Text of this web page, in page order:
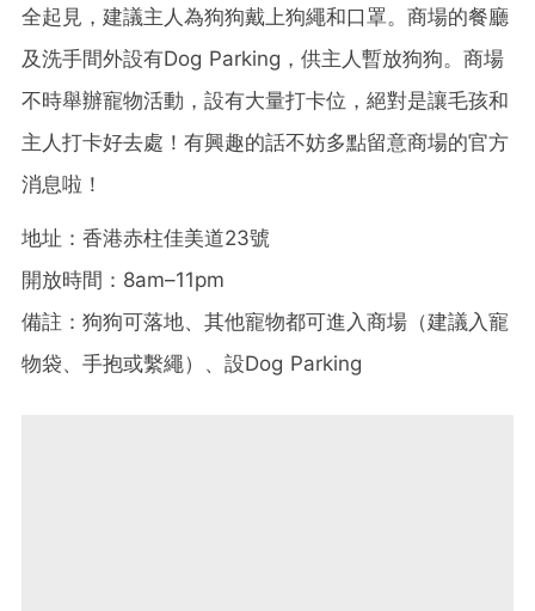
全起見，建議主人為狗狗戴上狗繩和口罩。商場的餐廳
及洗手間外設有Dog Parking，供主人暫放狗狗。商場
不時舉辦寵物活動，設有大量打卡位，絕對是讓毛孩和
主人打卡好去處！有興趣的話不妨多點留意商場的官方
消息啦！
地址：香港赤柱佳美道23號
開放時間：8am–11pm
備註：狗狗可落地、其他寵物都可進入商場（建議入寵
物袋、手抱或繫繩）、設Dog Parking